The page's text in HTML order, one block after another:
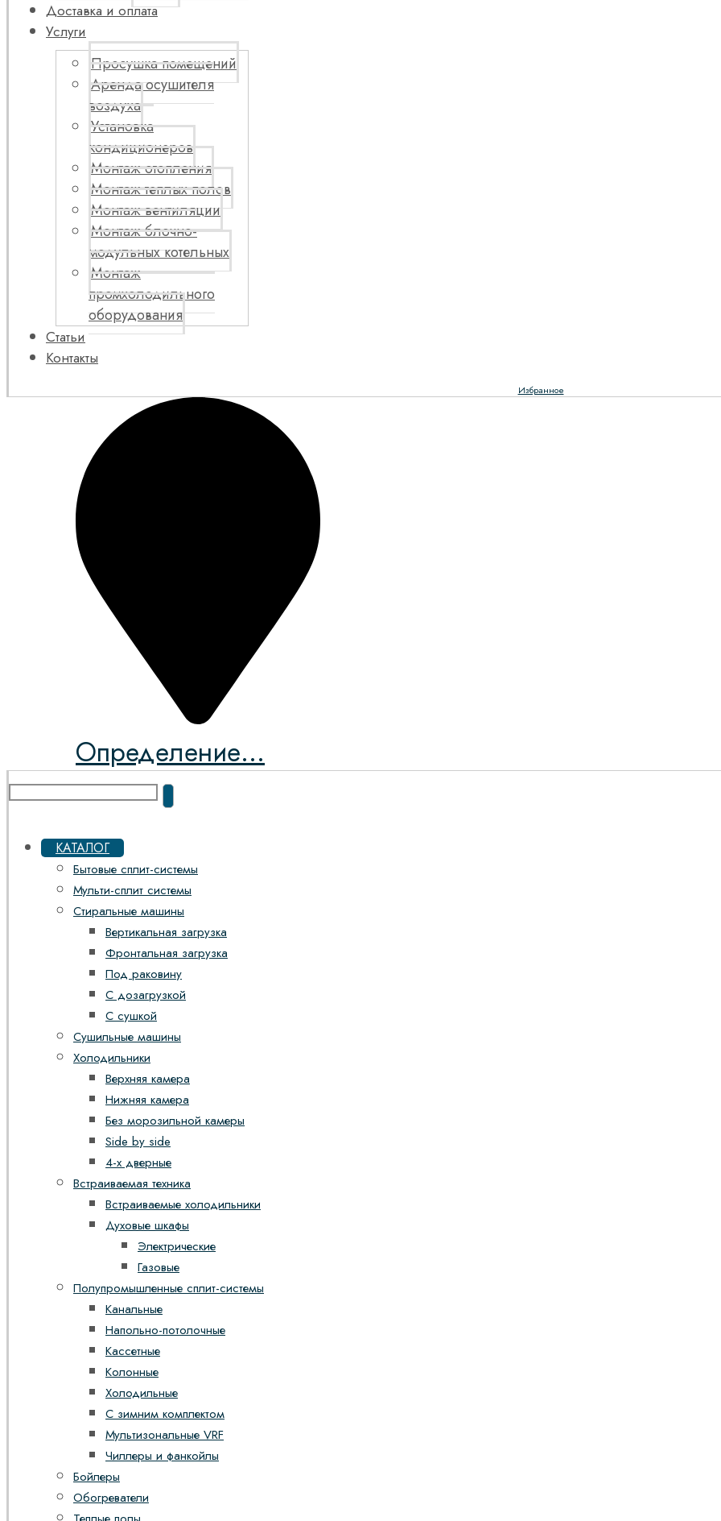
Доставка и оплата
Услуги
Просушка помещений
Аренда осушителя
воздуха
Установка
кондиционеров
Монтаж отопления
Монтаж теплых полов
Монтаж вентиляции
Монтаж блочно-
модульных котельных
Монтаж
промхолодильного
оборудования
Статьи
Контакты
Избранное
Определение...
КАТАЛОГ
Бытовые сплит-системы
Мульти-сплит системы
Стиральные машины
Вертикальная загрузка
Фронтальная загрузка
Под раковину
С дозагрузкой
С сушкой
Сушильные машины
Холодильники
Верхняя камера
Нижняя камера
Без морозильной камеры
Side by side
4-х дверные
Встраиваемая техника
Встраиваемые холодильники
Духовые шкафы
Электрические
Газовые
Полупромышленные сплит-системы
Канальные
Напольно-потолочные
Кассетные
Колонные
Холодильные
С зимним комплектом
Мультизональные VRF
Чиллеры и фанкойлы
Бойлеры
Обогреватели